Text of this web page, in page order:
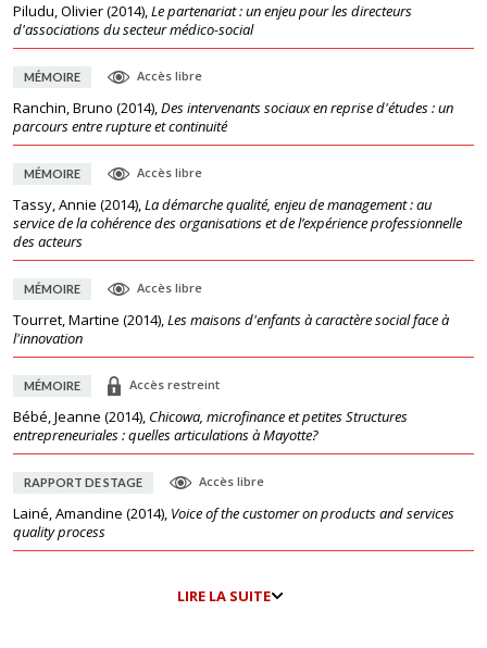
Piludu, Olivier(2014),Le partenariat : un enjeu pour les directeurs
d'associations du secteur médico-social
MÉMOIRE Accès libre
Ranchin, Bruno (2014),Des intervenants sociaux en reprise d'études : un
parcours entre rupture et continuité
MÉMOIRE Accès libre
Tassy, Annie (2014),La démarche qualité, enjeu de management : au
service de la cohérence des organisations et de l’expérience professionnelle
des acteurs
MÉMOIRE Accès libre
Tourret, Martine (2014),Les maisons d'enfants à caractère social face à
l'innovation
MÉMOIRE Accès restreint
Bébé, Jeanne (2014), Chicowa, microfinance et petites Structures
entrepreneuriales : quelles articulations à Mayotte?
RAPPORT DE STAGE Accès libre
Lainé, Amandine (2014), Voice of the customer on products and services
quality process
LIRE LA SUITE